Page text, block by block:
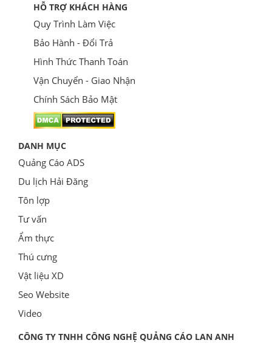
HỖ TRỢ KHÁCH HÀNG
Quy Trình Làm Việc
Bảo Hành - Đổi Trả
Hình Thức Thanh Toán
Vận Chuyển - Giao Nhận
Chính Sách Bảo Mật
DANH MỤC
Quảng Cáo ADS
Du lịch Hải Đăng
Tôn lợp
Tư vấn
Ẩm thực
Thú cưng
Vật liệu XD
Seo Website
Video
CÔNG TY TNHH CÔNG NGHỆ QUẢNG CÁO LAN ANH